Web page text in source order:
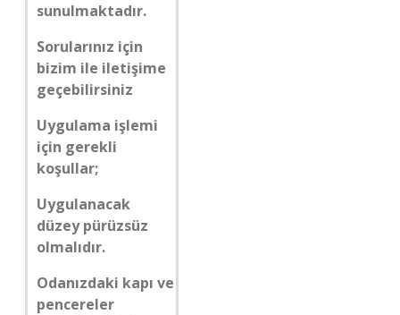
sunulmaktadır.
Sorularınız için
bizim ile iletişime
geçebilirsiniz
Uygulama işlemi
için gerekli
koşullar;
Uygulanacak
düzey pürüzsüz
olmalıdır.
Odanızdaki kapı ve
pencereler